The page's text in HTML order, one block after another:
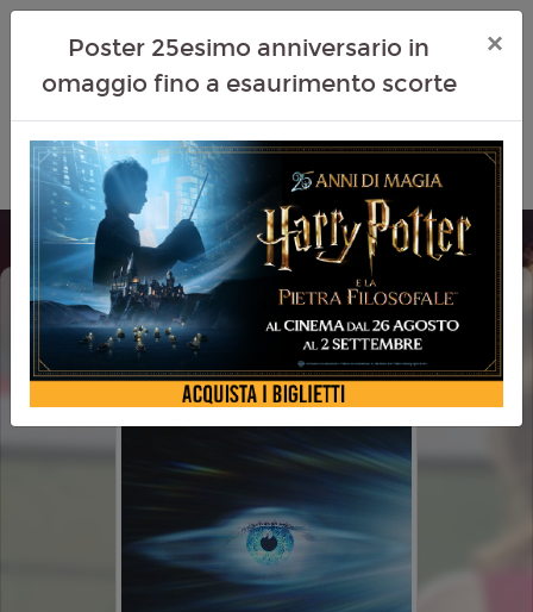
DISCLOSURE DAY
Poster 25esimo anniversario in
omaggio fino a esaurimento scorte
×